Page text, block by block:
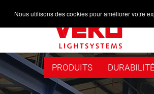
PRODUITS DURABILITÉ
Nous utilisons des cookies pour améliorer votre